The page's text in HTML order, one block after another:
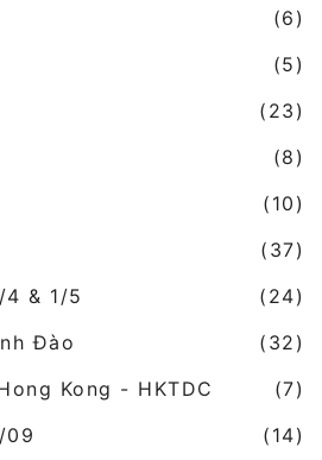
(6)
(5)
(23)
(8)
(10)
(37)
& 1/5
(24)
Đào
(32)
Kong - HKTDC
(7)
09
(14)